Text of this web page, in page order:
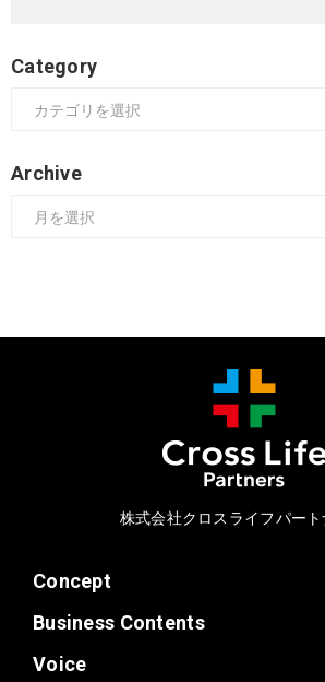
Category
Archive
株式会社クロスライフパー
Concept
Business Contents
Voice